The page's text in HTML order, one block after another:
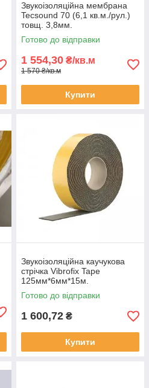
Звукоізоляційна мембрана
Tecsound 70 (6,1 кв.м./рул.)
товщ. 3,8мм.
Готово до відправки
1 554,30 ₴/кв.м
1 570 ₴/кв.м
Купити
Звукоізоляційна каучукова
стрічка Vibrofix Tape
125мм*6мм*15м.
Готово до відправки
1 600,72 ₴
Купити